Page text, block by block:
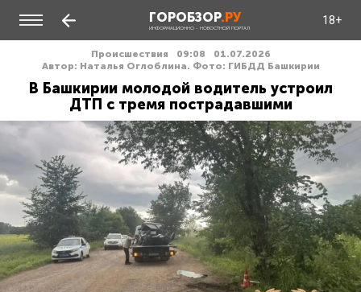
ГОРОБЗОР.РУ
ИНФОРМАЦИОННО - НОВОСТНОЙ ПОРТАЛ
18+
Происшествия 09:08
01.07.2026
Автор: Наталья Оглоблина. Фото: ГИБДД Башкирии
В Башкирии молодой водитель устроил
ДТП с тремя пострадавшими